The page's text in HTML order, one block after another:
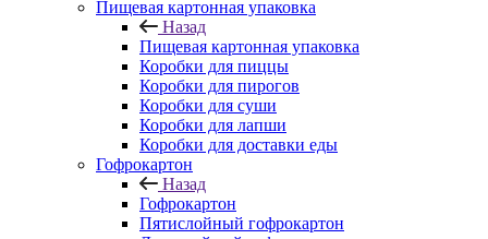
Пищевая картонная упаковка
Назад
Пищевая картонная упаковка
Коробки для пиццы
Коробки для пирогов
Коробки для суши
Коробки для лапши
Коробки для доставки еды
Гофрокартон
Назад
Гофрокартон
Пятислойный гофрокартон